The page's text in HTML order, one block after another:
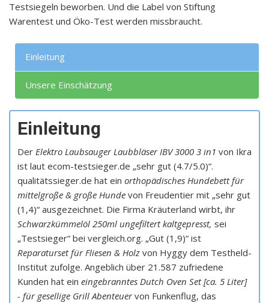
Testsiegeln beworben. Und die Label von Stiftung
Warentest und Öko-Test werden missbraucht.
Einleitung
Unsere Einschätzung
Einleitung
Der Elektro Laubsauger Laubbläser IBV 3000 3 in1 von Ikra
ist laut ecom-testsieger.de „sehr gut (4.7/5.0)“.
qualitätssieger.de hat ein orthopädisches Hundebett für
mittelgroße & große Hunde von Freudentier mit „sehr gut
(1,4)“ ausgezeichnet. Die Firma Kräuterland wirbt, ihr
Schwarzkümmelöl 250ml ungefiltert kaltgepresst, sei
„Testsieger“ bei vergleich.org. „Gut (1,9)“ ist
Reparaturset für Fliesen & Holz von Hyggy dem Testheld-
Institut zufolge. Angeblich über 21.587 zufriedene
Kunden hat ein eingebranntes Dutch Oven Set [ca. 5 Liter]
- für gesellige Grill Abenteuervon Funkenflug, das